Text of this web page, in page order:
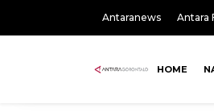
Antaranews Antara
HOME